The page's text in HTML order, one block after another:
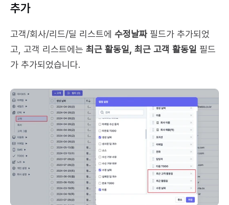
추가
고객/회사/리드/딜 리스트에 수정날짜 필드가 추가되었
고, 고객 리스트에는 최근 활동일, 최근 고객 활동일 필드
가 추가되었습니다.